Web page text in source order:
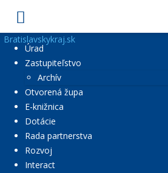
Bratislavskykraj.sk
Úrad
Zastupiteľstvo
Archív
Otvorená župa
E-knižnica
Dotácie
Rada partnerstva
Rozvoj
Interact